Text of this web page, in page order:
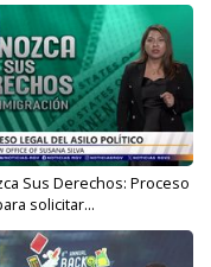
Sus Derechos: Proceso
solicitar...